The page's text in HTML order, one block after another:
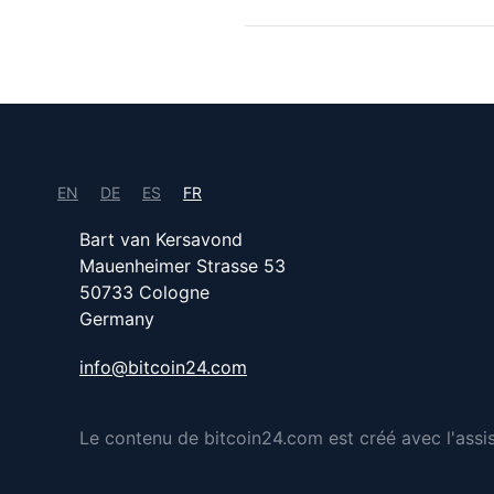
EN DE ES FR
Bart van Kersavond
Mauenheimer Strasse 53
50733 Cologne
Germany
info@bitcoin24.com
Le contenu de bitcoin24.com est créé avec